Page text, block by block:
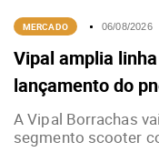
MERCADO 06/08/2026
Vipal amplia
lançamento do
A Vipal Borrachas
segmento scooter